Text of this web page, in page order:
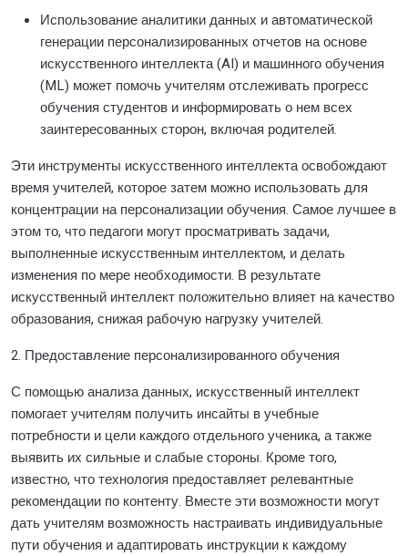
Использование аналитики данных и автоматической
генерации персонализированных отчетов на основе
искусственного интеллекта (AI) и машинного обучения
(ML) может помочь учителям отслеживать прогресс
обучения студентов и информировать о нем всех
заинтересованных сторон, включая родителей.
Эти инструменты искусственного интеллекта освобождают
время учителей, которое затем можно использовать для
концентрации на персонализации обучения. Самое лучшее в
этом то, что педагоги могут просматривать задачи,
выполненные искусственным интеллектом, и делать
изменения по мере необходимости. В результате
искусственный интеллект положительно влияет на качество
образования, снижая рабочую нагрузку учителей.
2. Предоставление персонализированного обучения
С помощью анализа данных, искусственный интеллект
помогает учителям получить инсайты в учебные
потребности и цели каждого отдельного ученика, а также
выявить их сильные и слабые стороны. Кроме того,
известно, что технология предоставляет релевантные
рекомендации по контенту. Вместе эти возможности могут
дать учителям возможность настраивать индивидуальные
пути обучения и адаптировать инструкции к каждому